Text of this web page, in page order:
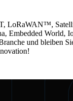
LoRaWAN™,
Embedded World,
und bleiben